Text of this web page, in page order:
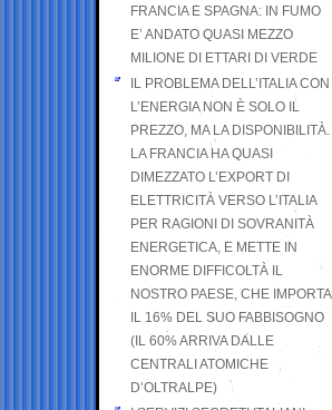
FRANCIA E SPAGNA: IN FUMO
E’ ANDATO QUASI MEZZO
MILIONE DI ETTARI DI VERDE
IL PROBLEMA DELL’ITALIA CON
L’ENERGIA NON È SOLO IL
PREZZO, MA LA DISPONIBILITÀ.
LA FRANCIA HA QUASI
DIMEZZATO L’EXPORT DI
ELETTRICITÀ VERSO L’ITALIA
PER RAGIONI DI SOVRANITÀ
ENERGETICA, E METTE IN
ENORME DIFFICOLTÀ IL
NOSTRO PAESE, CHE IMPORTA
IL 16% DEL SUO FABBISOGNO
(IL 60% ARRIVA DALLE
CENTRALI ATOMICHE
D’OLTRALPE)